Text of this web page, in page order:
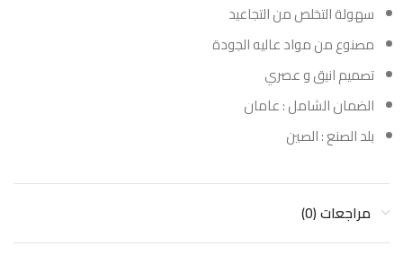
سهولة التخلص من التجاعيد
مصنوع من مواد عاليه الجودة
تصميم انيق و عصري
الضمان الشامل : عامان
بلد الصنع : الصين
مراجعات (0)